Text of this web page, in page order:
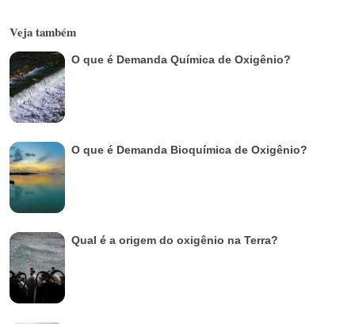
Veja também
O que é Demanda Química de Oxigênio?
O que é Demanda Bioquímica de Oxigênio?
Qual é a origem do oxigênio na Terra?